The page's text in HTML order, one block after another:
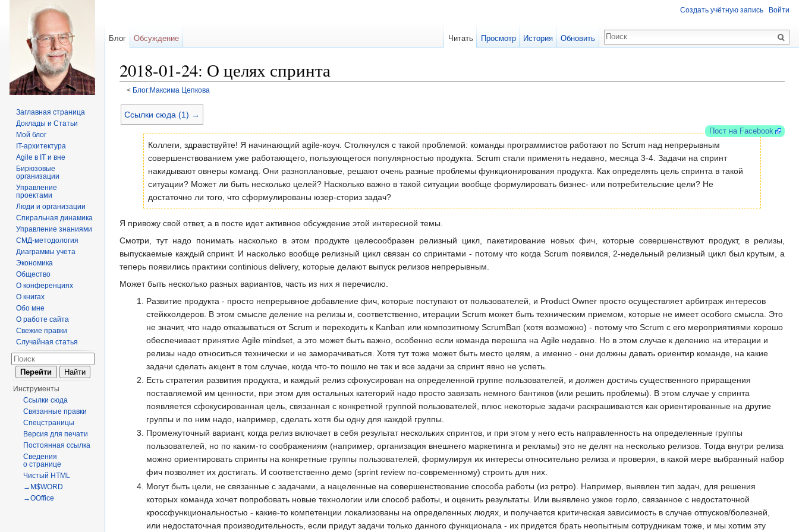
2018-01-24: О целях спринта
< Блог:Максима Цепкова
Ссылки сюда (1) →
Пост на Facebook
Коллеги, здравствуйте! Я начинающий agile-коуч. Столкнулся с такой проблемой: команды программистов работают по Scrum над непрерывным
совершенствованием уже работающего, пользующегося популярностью продукта. Scrum стали применять недавно, месяца 3-4. Задачи на спринт
накидывают овнеры команд. Они разноплановые, решают очень разные проблемы функционирования продукта. Как определять цель спринта в такой
ситуации? Может ли быть несколько целей? Насколько важно в такой ситуации вообще формулировать бизнес- или потребительские цели? Не
достаточно ли того, что сформулированы юзер-сториз задач?
Я привожу свой ответ, а в посте идет активное обсуждение этой интересной темы.
Смотри, тут надо понимать насколько в этом продукте целесообразен релизный цикл, пакетирование новых фич, которые совершенствуют продукт, в релизы,
выпускаемые каждый спринт. И насколько вообще релизный цикл связан со спринтами - потому что когда Scrum появился, 2-недельный релизный цикл был крутым, а
теперь появились практики continious delivery, которые делают выпуск релизов непрерывным.
Может быть несколько разных вариантов, часть из них я перечислю.
Развитие продукта - просто непрерывное добавление фич, которые поступают от пользователей, и Product Owner просто осуществляет арбитраж интересов
стейкхолдеров. В этом смысле деление на релизы и, соответственно, итерации Scrum может быть техническим приемом, которые не имеет особого смысла. Это
не значит, что надо отказываться от Scrum и переходить к Kanban или композитному ScrumBan (хотя возможно) - потому что Scrum с его мероприятиями хорошо
обеспечивает принятие Agile mindset, а это может быть важно, особенно если команда перешла на Agile недавно. Но в этом случае к делению на итерации и
релизы надо относиться технически и не заморачиваться. Хотя тут тоже может быть место целям, а именно - они должны давать ориентир команде, на какие
задачи сделать акцент в том случае, когда что-то пошло не так и все задачи за спринт явно не успеть.
Есть стратегия развития продукта, и каждый релиз сфокусирован на определенной группе пользователей, и должен достичь существенного приращения
поставляемой им ценности, при этом для остальных категорий надо просто завязать немного бантиков (или решить проблемы). В этом случае у спринта
появляется сфокусированная цель, связанная с конкретной группой пользователей, плюс некоторые задачи раскрашиваются как ориентированные на другие
группы и по ним надо, например, сделать хотя бы одну для каждой группы.
Промежуточный вариант, когда релиз включает в себя результат нескольких спринтов, и при этом у него есть направленность на определенные группы
пользователей, но по каким-то соображениям (например, организация внешнего маркетинга и рекламы) это не делят на несколько релизов. Тогда внутри релиза
можно ориентировать спринты на конкретные группы пользователей, формулируя их интересы относительно релиза и проверяя, в какой мере выбранный набор
фич позволяет их достигать. И соответственно демо (sprint review по-современному) строить для них.
Могут быть цели, не связанные с задачами, а нацеленные на совершенствование способа работы (из ретро). Например, выявлен тип задач, для решения
которых команда хочет попробовать новые технологии или способ работы, и оценить результаты. Или выявлено узкое горло, связанное с недостаточной
кроссфункциональностью - какие-то компетенции локализованы на определенных людях, и получается критическая зависимость в случае отпусков/болезней,
или недостаточная производительность, если придут задачи только данного функционала - их придется брать неопытным сотрудникам тоже, и мы хотим эту
Создать учётную запись Войти
Блог Обсуждение Читать Просмотр История Обновить
Заглавная страница
Доклады и Статьи
Мой блог
IT-архитектура
Agile в IT и вне
Бирюзовые
организации
Управление
проектами
Люди и организации
Спиральная динамика
Управление знаниями
СМД-методология
Диаграммы учета
Экономика
Общество
О конференциях
О книгах
Обо мне
О работе сайта
Свежие правки
Случайная статья
Инструменты
Ссылки сюда
Связанные правки
Спецстраницы
Версия для печати
Постоянная ссылка
Сведения
о странице
Чистый HTML
→M$WORD
→OOffice